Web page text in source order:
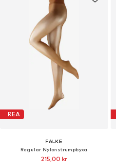
REA
FALKE
Regular Nylonstrumpbyxa
215,00 kr